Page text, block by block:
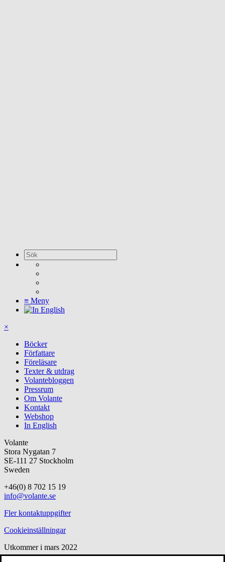
≡ Meny
×
Böcker
Författare
Föreläsare
Texter & utdrag
Volantebloggen
Pressrum
Om Volante
Kontakt
Webshop
In English
Volante
Stora Nygatan 7
SE-111 27 Stockholm
Sweden
+46(0) 8 702 15 19
info@volante.se
Fler kontaktuppgifter
Cookieinställningar
Utkommer i mars 2022